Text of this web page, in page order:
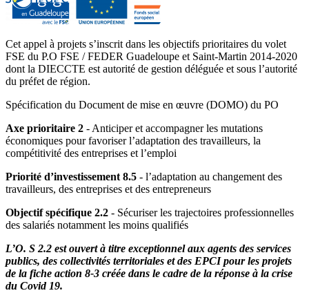
Cet appel à projets s’inscrit dans les objectifs prioritaires du volet
FSE du P.O FSE / FEDER Guadeloupe et Saint-Martin 2014-2020
dont la DIECCTE est autorité de gestion déléguée et sous l’autorité
du préfet de région.
Spécification du Document de mise en œuvre (DOMO) du PO
Axe prioritaire 2 - Anticiper et accompagner les mutations
économiques pour favoriser l’adaptation des travailleurs, la
compétitivité des entreprises et l’emploi
Priorité d’investissement 8.5 - l’adaptation au changement des
travailleurs, des entreprises et des entrepreneurs
Objectif spécifique 2.2 - Sécuriser les trajectoires professionnelles
des salariés notamment les moins qualifiés
L’O. S 2.2 est ouvert à titre exceptionnel aux agents des services
publics, des collectivités territoriales et des EPCI pour les projets
de la fiche action 8-3 créée dans le cadre de la réponse à la crise
du Covid 19.